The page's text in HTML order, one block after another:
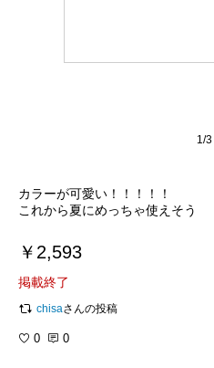
1/3
カラーが可愛い！！！！！
これから夏にめっちゃ使えそう
￥2,593
掲載終了
chisaさんの投稿
0 0